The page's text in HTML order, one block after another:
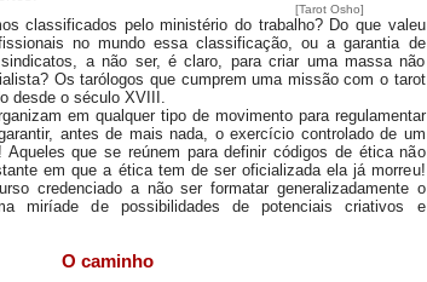
[Tarot Osho]
classificados pelo ministério do trabalho? Do que valeu
no mundo essa classificação, ou a garantia de
a não ser, é claro, para criar uma massa não
Os tarólogos que cumprem uma missão com o tarot
desde o século XVIII.
em qualquer tipo de movimento para regulamentar
antes de mais nada, o exercício controlado de um
Aqueles que se reúnem para definir códigos de ética não
em que a ética tem de ser oficializada ela já morreu!
credenciado a não ser formatar generalizadamente o
miríade de possibilidades de potenciais criativos e
O caminho